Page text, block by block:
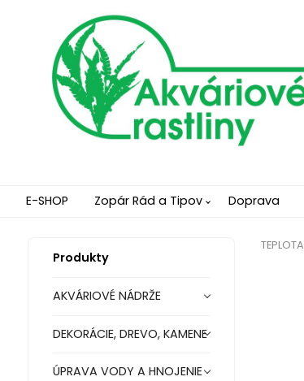
E-SHOP Zopár Rád a Tipov Doprava
Produkty
AKVÁRIOVÉ NÁDRŽE
DEKORÁCIE, DREVO, KAMENE
ÚPRAVA VODY A HNOJENIE